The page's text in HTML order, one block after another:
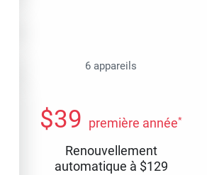
6 appareils
$39 première année*
Renouvellement
automatique à $129